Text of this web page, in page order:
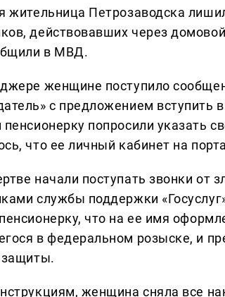
жительница Петрозаводска
действовавших через
в МВД.
женщине поступило
с предложением вступить
пенсионерку попросили указать
что ее личный кабинет на
начали поступать звонки от
службы поддержки
что на ее имя
в федеральном розыске, и
защиты.
женщина сняла все